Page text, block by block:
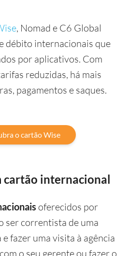
, Nomad e C6 Global
débito internacionais que
por aplicativos. Com
reduzidas, há mais
pagamentos e saques.
o cartão Wise
cartão internacional
oferecidos por
ser correntista de uma
fazer uma visita à agência
o seu gerente ou fazer o